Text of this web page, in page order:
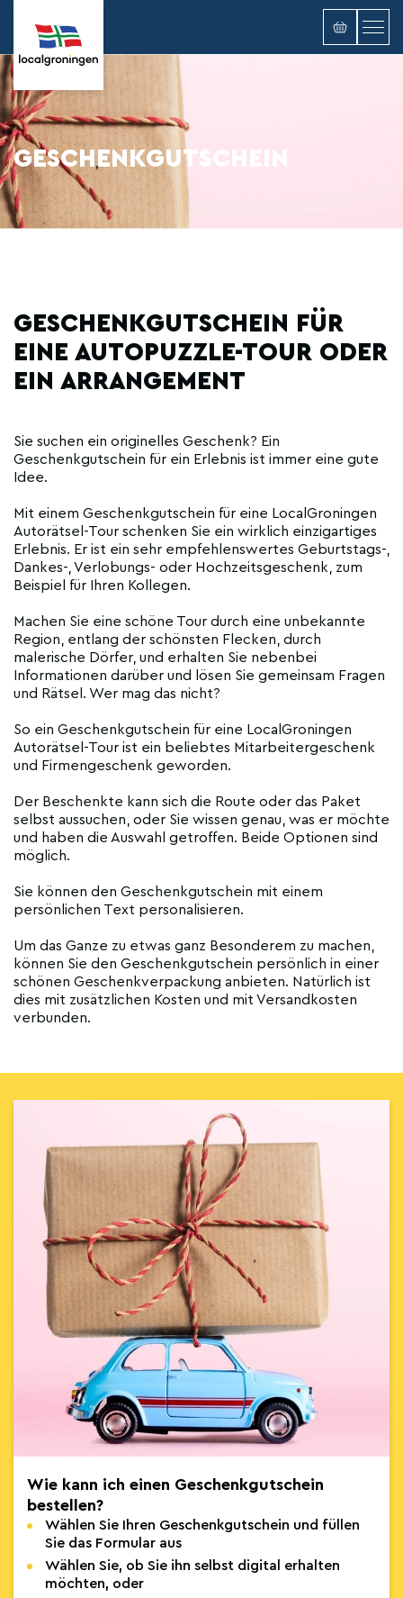
GESCHENKGUTSCHEIN
GESCHENKGUTSCHEIN FÜR
EINE AUTOPUZZLE-TOUR ODER
EIN ARRANGEMENT
Sie suchen ein originelles Geschenk? Ein
Geschenkgutschein für ein Erlebnis ist immer eine gute
Idee.
Mit einem Geschenkgutschein für eine LocalGroningen
Autorätsel-Tour schenken Sie ein wirklich einzigartiges
Erlebnis. Er ist ein sehr empfehlenswertes Geburtstags-,
Dankes-, Verlobungs- oder Hochzeitsgeschenk, zum
Beispiel für Ihren Kollegen.
Machen Sie eine schöne Tour durch eine unbekannte
Region, entlang der schönsten Flecken, durch
malerische Dörfer, und erhalten Sie nebenbei
Informationen darüber und lösen Sie gemeinsam Fragen
und Rätsel. Wer mag das nicht?
So ein Geschenkgutschein für eine LocalGroningen
Autorätsel-Tour ist ein beliebtes Mitarbeitergeschenk
und Firmengeschenk geworden.
Der Beschenkte kann sich die Route oder das Paket
selbst aussuchen, oder Sie wissen genau, was er möchte
und haben die Auswahl getroffen. Beide Optionen sind
möglich.
Sie können den Geschenkgutschein mit einem
persönlichen Text personalisieren.
Um das Ganze zu etwas ganz Besonderem zu machen,
können Sie den Geschenkgutschein persönlich in einer
schönen Geschenkverpackung anbieten. Natürlich ist
dies mit zusätzlichen Kosten und mit Versandkosten
verbunden.
Wie kann ich einen Geschenkgutschein
bestellen?
Wählen Sie Ihren Geschenkgutschein und füllen
Sie das Formular aus
Wählen Sie, ob Sie ihn selbst digital erhalten
möchten, oder